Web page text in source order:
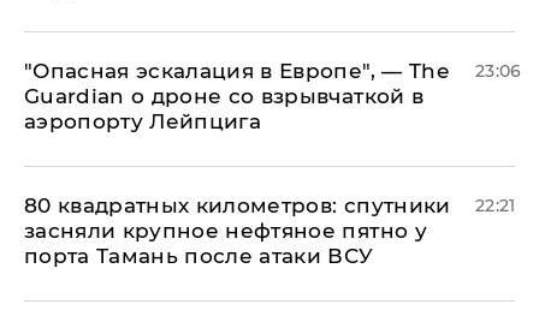
"Опасная эскалация в Европе", — The
Guardian о дроне со взрывчаткой в
аэропорту Лейпцига
23:06
80 квадратных километров: спутники
засняли крупное нефтяное пятно у
порта Тамань после атаки ВСУ
22:21